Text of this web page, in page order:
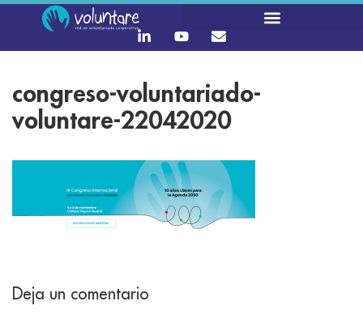
congreso-voluntariado-
voluntare-22042020
Deja un comentario